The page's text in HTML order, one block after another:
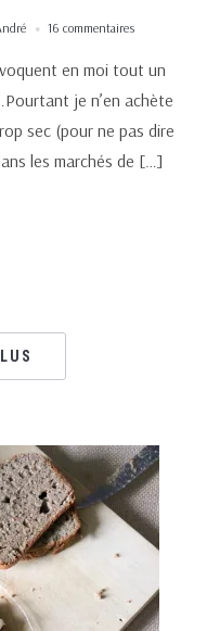
16 commentaires
en moi tout un
je n’en achète
sec (pour ne pas dire
les marchés de […]